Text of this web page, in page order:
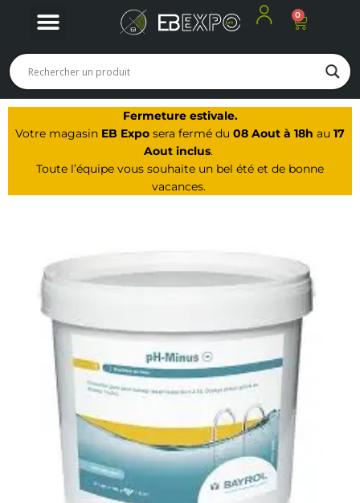
0
Panier
Fermeture estivale.
Votre magasin EB Expo sera fermé du 08 Aout à 18h au 17
Aout inclus.
Toute l’équipe vous souhaite un bel été et de bonne
vacances.